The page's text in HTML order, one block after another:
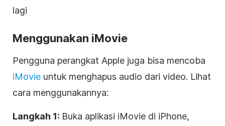
lagi
Menggunakan iMovie
Pengguna perangkat Apple juga bisa mencoba
iMovie untuk menghapus audio dari video. Lihat
cara menggunakannya:
Langkah 1: Buka aplikasi iMovie di iPhone,